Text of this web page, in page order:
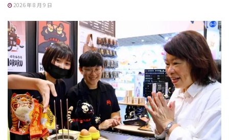
2026 年 8 月 9 日